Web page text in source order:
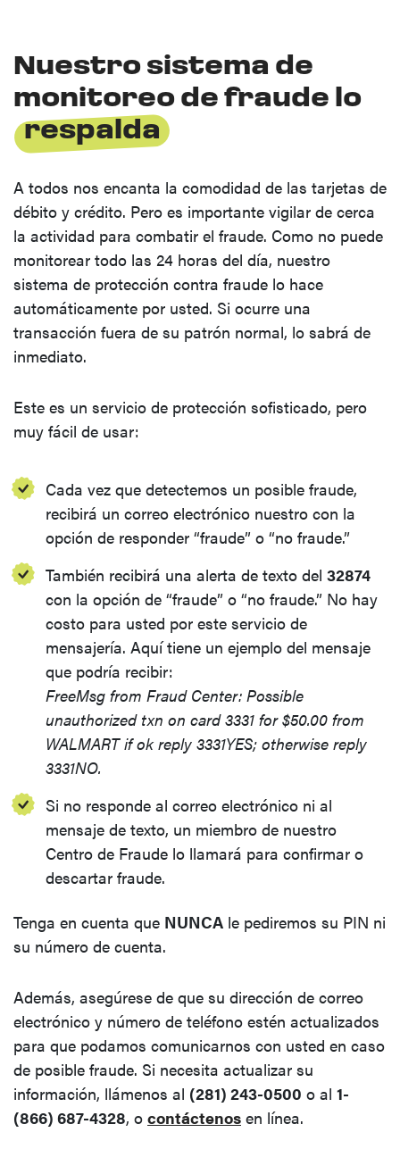
Nuestro sistema de
monitoreo de fraude lo
respalda
A todos nos encanta la comodidad de las tarjetas de
débito y crédito. Pero es importante vigilar de cerca
la actividad para combatir el fraude. Como no puede
monitorear todo las 24 horas del día, nuestro
sistema de protección contra fraude lo hace
automáticamente por usted. Si ocurre una
transacción fuera de su patrón normal, lo sabrá de
inmediato.
Este es un servicio de protección sofisticado, pero
muy fácil de usar:
Cada vez que detectemos un posible fraude,
recibirá un correo electrónico nuestro con la
opción de responder “fraude” o “no fraude.”
También recibirá una alerta de texto del 32874
con la opción de “fraude” o “no fraude.” No hay
costo para usted por este servicio de
mensajería. Aquí tiene un ejemplo del mensaje
que podría recibir:
FreeMsg from Fraud Center: Possible
unauthorized txn on card 3331 for $50.00 from
WALMART if ok reply 3331YES; otherwise reply
3331NO.
Si no responde al correo electrónico ni al
mensaje de texto, un miembro de nuestro
Centro de Fraude lo llamará para confirmar o
descartar fraude.
Tenga en cuenta que NUNCA le pediremos su PIN ni
su número de cuenta.
Además, asegúrese de que su dirección de correo
electrónico y número de teléfono estén actualizados
para que podamos comunicarnos con usted en caso
de posible fraude. Si necesita actualizar su
información, llámenos al (281) 243-0500 o al 1-
(866) 687-4328, o contáctenos en línea.